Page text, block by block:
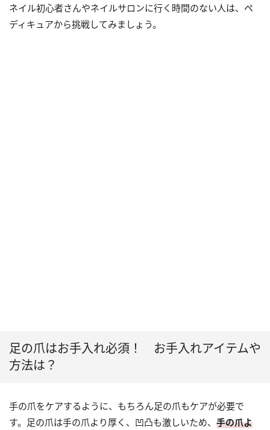
ネイル初心者さんやネイルサロンに行く時間のない人は、ペ
ディキュアから挑戦してみましょう。
足の爪はお手入れ必須！ お手入れアイテムや
方法は？
手の爪をケアするように、もちろん足の爪もケアが必要で
す。足の爪は手の爪より厚く、凹凸も激しいため、 手の爪よ